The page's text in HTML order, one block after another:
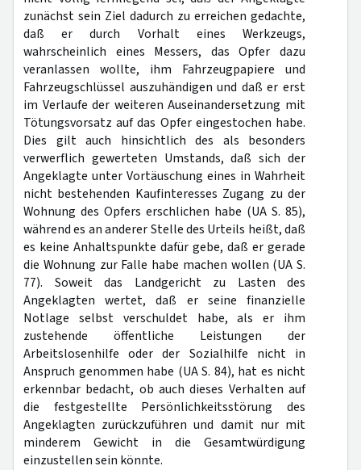
zunächst sein Ziel dadurch zu erreichen gedachte,
daß er durch Vorhalt eines Werkzeugs,
wahrscheinlich eines Messers, das Opfer dazu
veranlassen wollte, ihm Fahrzeugpapiere und
Fahrzeugschlüssel auszuhändigen und daß er erst
im Verlaufe der weiteren Auseinandersetzung mit
Tötungsvorsatz auf das Opfer eingestochen habe.
Dies gilt auch hinsichtlich des als besonders
verwerflich gewerteten Umstands, daß sich der
Angeklagte unter Vortäuschung eines in Wahrheit
nicht bestehenden Kaufinteresses Zugang zu der
Wohnung des Opfers erschlichen habe (UA S. 85),
während es an anderer Stelle des Urteils heißt, daß
es keine Anhaltspunkte dafür gebe, daß er gerade
die Wohnung zur Falle habe machen wollen (UA S.
77). Soweit das Landgericht zu Lasten des
Angeklagten wertet, daß er seine finanzielle
Notlage selbst verschuldet habe, als er ihm
zustehende öffentliche Leistungen der
Arbeitslosenhilfe oder der Sozialhilfe nicht in
Anspruch genommen habe (UA S. 84), hat es nicht
erkennbar bedacht, ob auch dieses Verhalten auf
die festgestellte Persönlichkeitsstörung des
Angeklagten zurückzuführen und damit nur mit
minderem Gewicht in die Gesamtwürdigung
einzustellen sein könnte.